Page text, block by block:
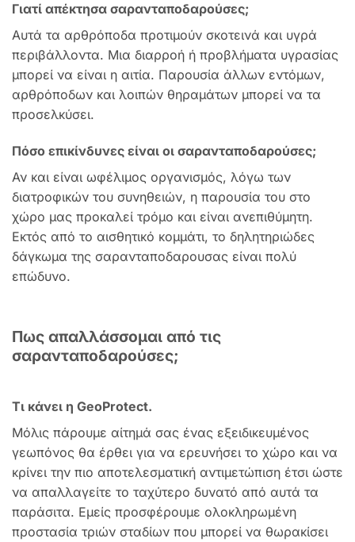
Γιατί απέκτησα σαρανταποδαρούσες;
Αυτά τα αρθρόποδα προτιμούν σκοτεινά και υγρά
περιβάλλοντα. Μια διαρροή ή προβλήματα υγρασίας
μπορεί να είναι η αιτία. Παρουσία άλλων εντόμων,
αρθρόποδων και λοιπών θηραμάτων μπορεί να τα
προσελκύσει.
Πόσο επικίνδυνες είναι οι σαρανταποδαρούσες;
Αν και είναι ωφέλιμος οργανισμός, λόγω των
διατροφικών του συνηθειών, η παρουσία του στο
χώρο μας προκαλεί τρόμο και είναι ανεπιθύμητη.
Εκτός από το αισθητικό κομμάτι, το δηλητηριώδες
δάγκωμα της σαρανταποδαρουσας είναι πολύ
επώδυνο.
Πως απαλλάσσομαι από τις
σαρανταποδαρούσες;
Τι κάνει η GeoProtect.
Μόλις πάρουμε αίτημά σας ένας εξειδικευμένος
γεωπόνος θα έρθει για να ερευνήσει το χώρο και να
κρίνει την πιο αποτελεσματική αντιμετώπιση έτσι ώστε
να απαλλαγείτε το ταχύτερο δυνατό από αυτά τα
παράσιτα. Εμείς προσφέρουμε ολοκληρωμένη
προστασία τριών σταδίων που μπορεί να θωρακίσει